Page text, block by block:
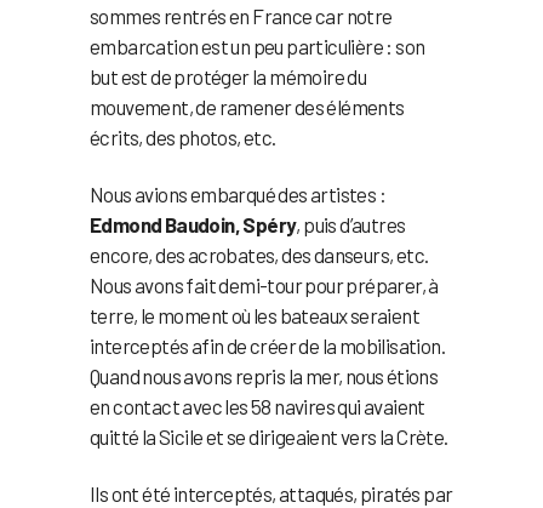
sommes rentrés en France car notre
embarcation est un peu particulière : son
but est de protéger la mémoire du
mouvement, de ramener des éléments
écrits, des photos, etc.
Nous avions embarqué des artistes :
Edmond Baudoin, Spéry, puis d’autres
encore, des acrobates, des danseurs, etc.
Nous avons fait demi-tour pour préparer, à
terre, le moment où les bateaux seraient
interceptés afin de créer de la mobilisation.
Quand nous avons repris la mer, nous étions
en contact avec les 58 navires qui avaient
quitté la Sicile et se dirigeaient vers la Crète.
Ils ont été interceptés, attaqués, piratés par